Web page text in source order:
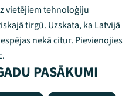
vietējiem tehnoloģiju
tirgū. Uzskata, ka Latvijā
nekā citur. Pievienojies
PASĀKUMI